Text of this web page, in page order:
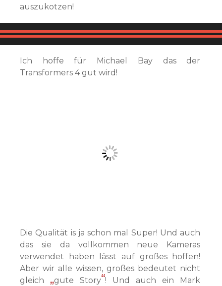
auszukotzen!
Ich hoffe für Michael Bay das der
Transformers 4 gut wird!
Die Qualität is ja schon mal Super! Und auch
das sie da vollkommen neue Kameras
verwendet haben lässt auf großes hoffen!
Aber wir alle wissen, großes bedeutet nicht
gleich
gute Story ! Und auch ein Mark